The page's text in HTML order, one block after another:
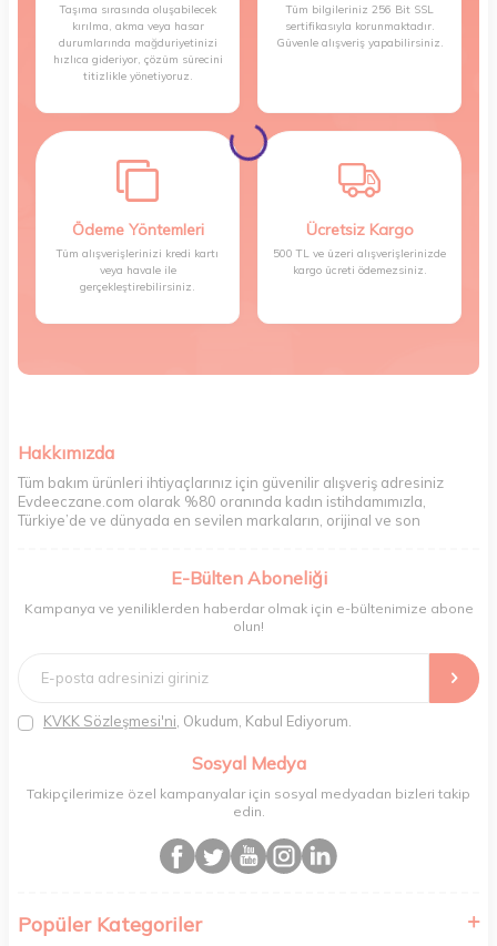
Taşıma sırasında oluşabilecek
kırılma, akma veya hasar
durumlarında mağduriyetinizi
hızlıca gideriyor, çözüm sürecini
titizlikle yönetiyoruz.
Tüm bilgileriniz 256 Bit SSL
sertifikasıyla korunmaktadır.
Güvenle alışveriş yapabilirsiniz.
Ödeme Yöntemleri
Tüm alışverişlerinizi kredi kartı
veya havale ile
gerçekleştirebilirsiniz.
Ücretsiz Kargo
500 TL ve üzeri alışverişlerinizde
kargo ücreti ödemezsiniz.
Hakkımızda
Tüm bakım ürünleri ihtiyaçlarınız için güvenilir alışveriş adresiniz
Evdeeczane.com olarak %80 oranında kadın istihdamımızla,
Türkiye’de ve dünyada en sevilen markaların, orijinal ve son
paketliyoruz. Herhangi bir durumdan dolayı olumsuz olarak geri
müşteri temsilcilerimiz aracılığı ile gerekli tüm desteği sağlıyoruz.
2017 yılından bugüne, yüzlerce marka ve binlerce ürün seçeneğini
distribütörlerinden faturalı olarak tedarik ediyor ve müşterilerimize
aynı şekilde faturalı ve orijinal ambalajlarda gönderim sağlıyoruz.
Paketleme sürecinde geri dönüştürülebilir malzemeler kullanarak
atık oranımızı en aza indiriyor ve daha yaşanabilir bir dünya
E-Bülten Aboneliği
Kampanya ve yeniliklerden haberdar olmak için e-bültenimize abone
olun!
KVKK Sözleşmesi'ni , Okudum, Kabul Ediyorum.
Sosyal Medya
Takipçilerimize özel kampanyalar için sosyal medyadan bizleri takip
edin.
Popüler Kategoriler